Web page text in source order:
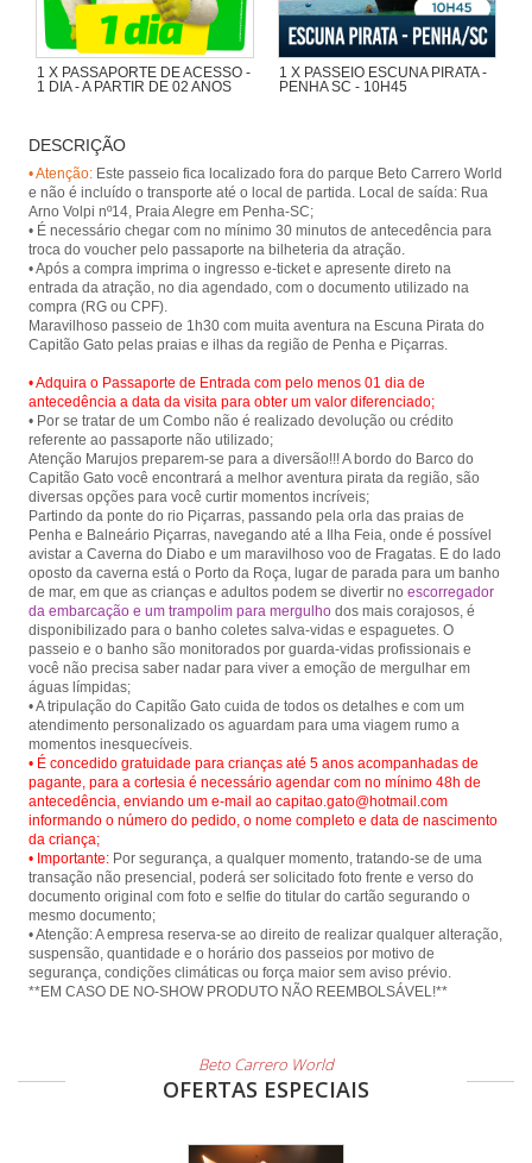
1 X PASSAPORTE DE ACESSO -
1 DIA - A PARTIR DE 02 ANOS
1 X PASSEIO ESCUNA PIRATA -
PENHA SC - 10H45
região de Penha e Piçarras.
DESCRIÇÃO
• Atenção: Este passeio fica localizado fora do parque Beto Carrero World
e não é incluído o transporte até o local de partida. Local de saída: Rua
Arno Volpi nº14, Praia Alegre em Penha-SC;
• É necessário chegar com no mínimo 30 minutos de antecedência para
troca do voucher pelo passaporte na bilheteria da atração.
• Após a compra imprima o ingresso e-ticket e apresente direto na
entrada da atração, no dia agendado, com o documento utilizado na
compra (RG ou CPF).
Maravilhoso passeio de 1h30 com muita aventura na Escuna Pirata do
• Adquira o Passaporte de Entrada com pelo menos 01 dia de
antecedência a data da visita para obter um valor diferenciado;
• Por se tratar de um Combo não é realizado devolução ou crédito
referente ao passaporte não utilizado;
Atenção Marujos preparem-se para a diversão!!! A bordo do Barco do
Capitão Gato você encontrará a melhor aventura pirata da região, são
diversas opções para você curtir momentos incríveis;
Partindo da ponte do rio Piçarras, passando pela orla das praias de
Penha e Balneário Piçarras, navegando até a Ilha Feia, onde é possível
avistar a Caverna do Diabo e um maravilhoso voo de Fragatas. E do lado
oposto da caverna está o Porto da Roça, lugar de parada para um banho
de mar, em que as crianças e adultos podem se divertir no escorregador
da embarcação e um trampolim para mergulho dos mais corajosos, é
disponibilizado para o banho coletes salva-vidas e espaguetes. O
passeio e o banho são monitorados por guarda-vidas profissionais e
você não precisa saber nadar para viver a emoção de mergulhar em
águas límpidas;
• A tripulação do Capitão Gato cuida de todos os detalhes e com um
atendimento personalizado os aguardam para uma viagem rumo a
• É concedido gratuidade para crianças até 5 anos acompanhadas de
pagante, para a cortesia é necessário agendar com no mínimo 48h de
antecedência, enviando um e-mail ao capitao.gato@hotmail.com
informando o número do pedido, o nome completo e data de nascimento
da criança;
• Importante: Por segurança, a qualquer momento, tratando-se de uma
transação não presencial, poderá ser solicitado foto frente e verso do
documento original com foto e selfie do titular do cartão segurando o
mesmo documento;
• Atenção: A empresa reserva-se ao direito de realizar qualquer alteração,
suspensão, quantidade e o horário dos passeios por motivo de
segurança, condições climáticas ou força maior sem aviso prévio.
Beto Carrero World
OFERTAS ESPECIAIS